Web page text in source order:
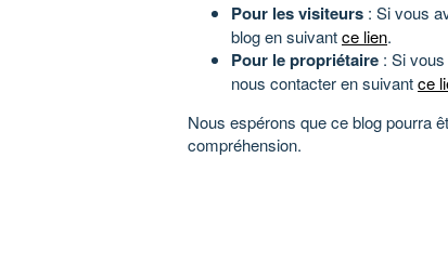
Pour les visiteurs : Si vous
blog en suivantce lien.
Pour le propriétaire : Si
nous contacter en suivantce
Nous espérons que ce blog pourra
compréhension.